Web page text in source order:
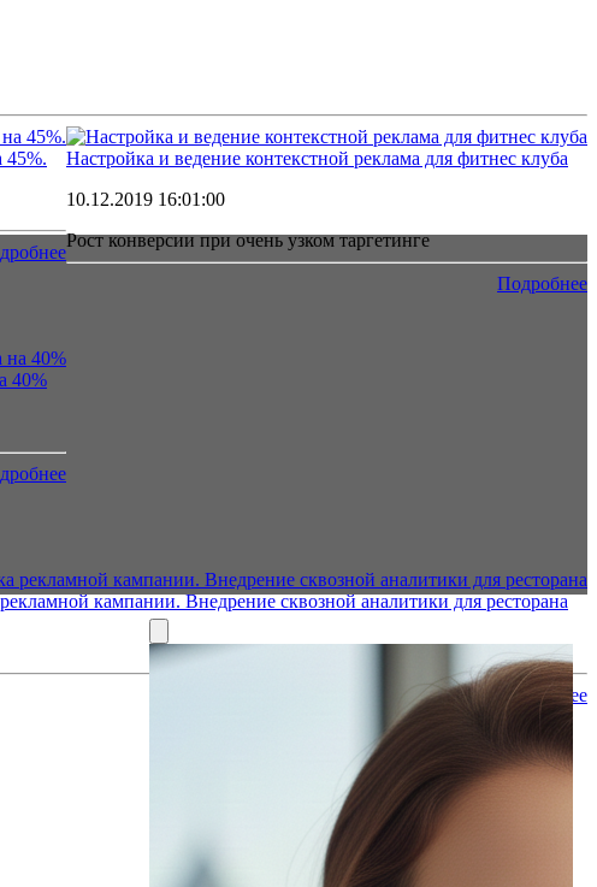
Настройка и ведение контекстной реклама для фитнес клуба
10.12.2019 16:01:00
Рост конверсии при очень узком таргетинге
Подробнее
45%.
40%
кампании. Внедрение сквозной аналитики для ресторана
Подробнее